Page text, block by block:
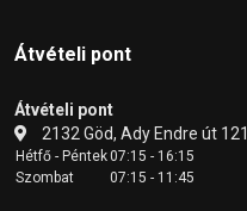
Átvételi pont
Átvételi pont
2132 Göd, Ady Endre út 121.
Hétfő - Péntek07:15 - 16:15
Szombat
07:15 - 11:45